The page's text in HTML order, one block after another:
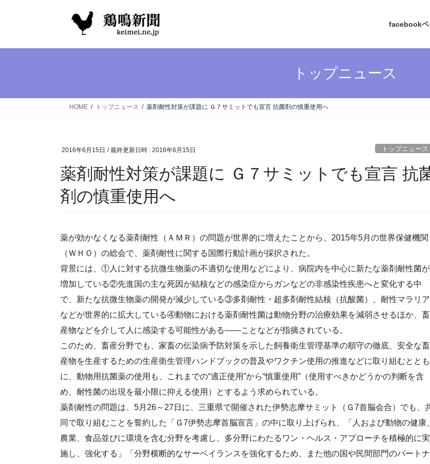
facebookペ
トップニュース
HOME トップニュース 薬剤耐性対策が課題に Ｇ７サミットでも宣言 抗菌剤の慎重使用へ
2016年6月15日 / 最終更新日時 : 2016年6月15日 トップニュース
薬剤耐性対策が課題に Ｇ７サミットでも宣言 抗
剤の慎重使用へ
薬が効かなくなる薬剤耐性（ＡＭＲ）の問題が世界的に増えたことから、2015年5月の世界保健機関
（ＷＨＯ）の総会で、薬剤耐性に関する国際行動計画が採択された。
背景には、①人に対する抗微生物薬の不適切な使用などにより、病院内を中心に新たな薬剤耐性菌が
増加している②先進国の主な死因が結核などの感染症からガンなどの非感染性疾患へと変化する中
で、新たな抗微生物薬の開発が減少している③多剤耐性・超多剤耐性結核（抗酸菌）、耐性マラリア
などが世界的に拡大している④動物における薬剤耐性菌は動物分野の治療効果を減弱させるほか、畜
産物などを介して人に感染する可能性がある――ことなどが指摘されている。
このため、畜産分野でも、家畜の伝染病予防対策を示した飼養衛生管理基準の順守の徹底、安全な畜
産物を生産するための生産衛生管理ハンドブックの普及やワクチン使用の推進などに取り組むととも
に、動物用抗菌薬の使用も、これまでの“適正使用”から“慎重使用”（使用すべきかどうかの判断を含
め、耐性菌の出現を最小限に抑える使用）とするよう求められている。
薬剤耐性の問題は、5月26～27日に、三重県で開催された伊勢志摩サミット（Ｇ7首脳会合）でも、
同で取り組むことを誓約した「Ｇ7伊勢志摩首脳宣言」の中に取り上げられ、「人および動物の健康、
農業、食品並びに環境を含む分野を考慮し、多分野にわたるワン・ヘルス・アプローチを積極的に実
施し、強化する」「分野横断的なサーベイランスを強化するため、また他の国や民間部門のパートナ